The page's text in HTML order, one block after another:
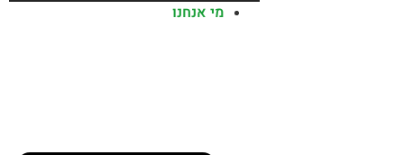
מי אנחנו